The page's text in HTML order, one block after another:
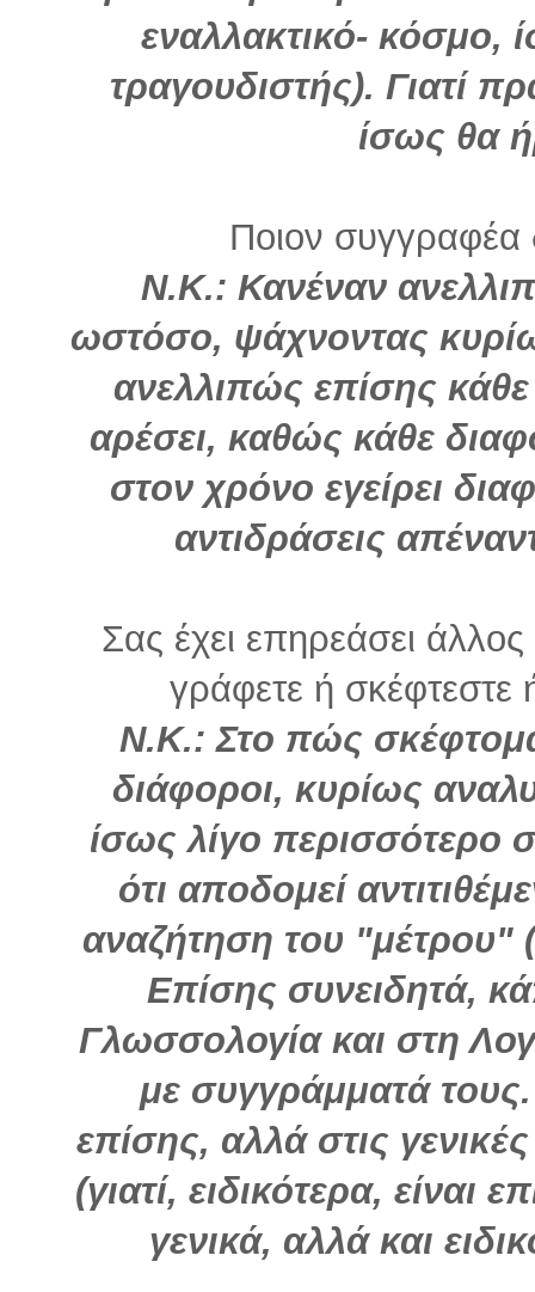
εναλλακτικό- κόσμο,
τραγουδιστής). Γιατί
ίσως θα
Ποιον συγγραφέα
Ν.Κ.: Κανέναν
ωστόσο, ψάχνοντας
ανελλιπώς επίσης
αρέσει, καθώς κάθε
στον χρόνο εγείρει
αντιδράσεις
Σας έχει επηρεάσει
γράφετε ή σκέφτεστε
Ν.Κ.: Στο πώς
διάφοροι, κυρίως
ίσως λίγο περισσότερο
ότι αποδομεί
αναζήτηση του "μέτρου"
Επίσης συνειδητά,
Γλωσσολογία και στη
με συγγράμματά
επίσης, αλλά στις
(γιατί, ειδικότερα,
γενικά, αλλά και